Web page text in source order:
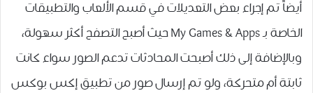
أيضاً تم إجراء بعض التعديلات ﻓﻲ ﻗﺴﻢ ﺍﻷﻟﻌﺎﺏ ﻭﺍﻟﺘﻄﺒﻴﻘﺎﺕ
ﺍﻟﺨﺎﺻﺔ بـ My Games & Apps حيث أصبح التصفح أكثر سهولة،
وبالإضافة إلى ذلك ﺃﺻﺒﺤﺖ ﺍﻟﻤﺤﺎﺩﺛﺎﺕ ﺗﺪﻋﻢ ﺍﻟﺼﻮﺭ ﺳﻮﺍﺀ ﻛﺎﻧﺖ
ﺛﺎﺑﺘﺔ ﺃﻡ ﻣﺘﺤﺮﻛﺔ، ﻭﻟﻮ ﺗﻢ ﺇﺭﺳﺎﻝ ﺻﻮﺭ ﻣﻦ ﺗﻄﺒﻴﻖ ﺇﻛﺲ ﺑﻮﻛﺲ